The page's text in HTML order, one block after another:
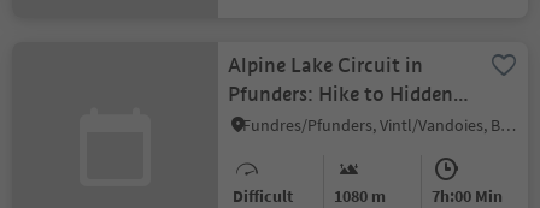
Alpine Lake Circuit in
Pfunders: Hike to Hidden
Alpine Gems
Fundres/Pfunders, Vintl/Vandoies, Brixen/Bressanone and environs
Difficult 1080 m 7h:00 Min